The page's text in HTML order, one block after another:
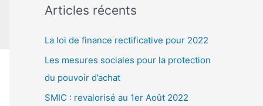
h
r
c
h
e
Articles récents
La loi de finance rectificative pour 2022
Les mesures sociales pour la protection
du pouvoir d’achat
SMIC : revalorisé au 1er Août 2022